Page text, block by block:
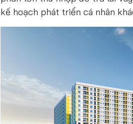
kế hoạch phát triển cá nhân